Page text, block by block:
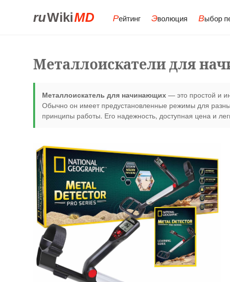
ruWikiMD Рейтинг Эволюция Выбор
Металлоискатели для
Металлоискатель для начинающих — это простой и
Обычно он имеет предустановленные режимы для
принципы работы. Его надежность, доступная цена и